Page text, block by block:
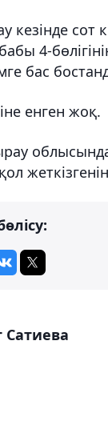
кезінде
4-
бас
енген жоқ.
жеткізгенін